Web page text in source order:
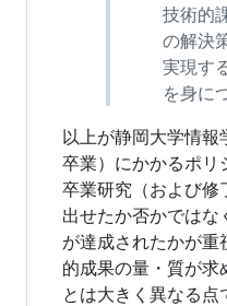
技術的
の解決
実現す
を身に
以上が静岡大学情報
卒業）にかかるポリ
卒業研究（および修
出せたか否かではな
が達成されたかが
的成果の量・質が求
とは大きく異なる点